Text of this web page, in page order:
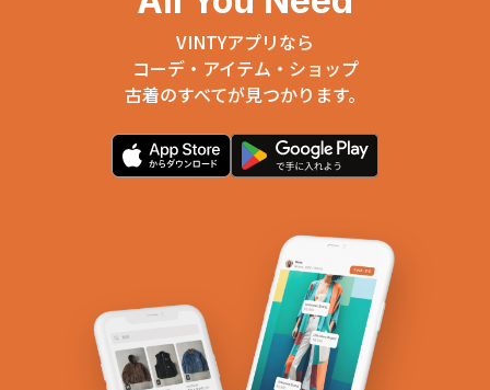
VINTYアプリなら
コーデ・アイテム・ショップ
古着のすべてが見つかります。